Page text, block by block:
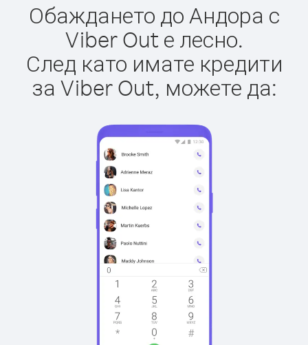
Обаждането до Андора с
Viber Out е лесно.
След като имате кредити
за Viber Out, можете да: